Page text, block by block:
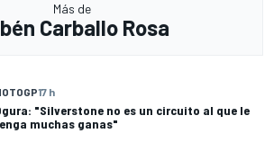
Más de
Carballo Rosa
17 h
"Silverstone no es un circuito al que le
muchas ganas"